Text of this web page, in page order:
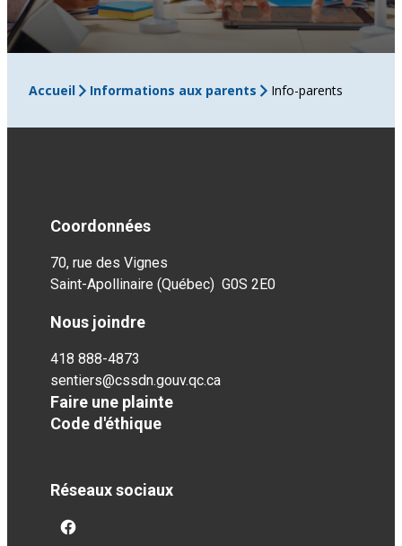
Accueil Informations aux parents Info-parents
Coordonnées
70, rue des Vignes
Saint-Apollinaire (Québec) G0S 2E0
Nous joindre
418 888-4873
sentiers@cssdn.gouv.qc.ca
Faire une plainte
Code d'éthique
Réseaux sociaux
facebook